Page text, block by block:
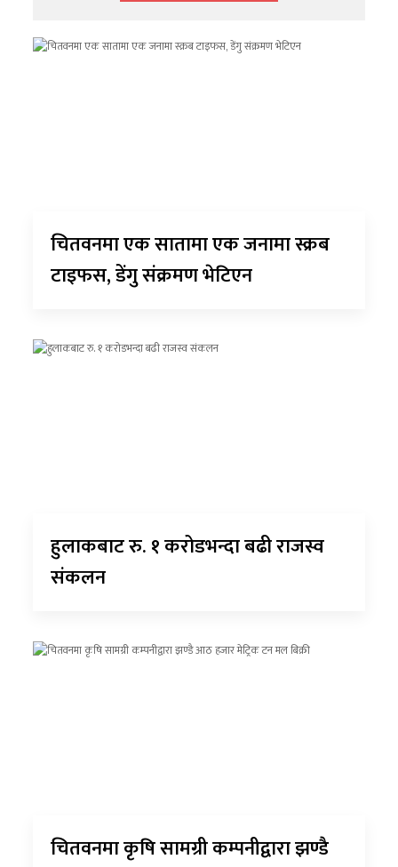
चितवनमा एक सातामा एक जनामा स्क्रब
टाइफस, डेंगु संक्रमण भेटिएन
हुलाकबाट रु. १ करोडभन्दा बढी राजस्व
संकलन
चितवनमा कृषि सामग्री कम्पनीद्वारा झण्डै